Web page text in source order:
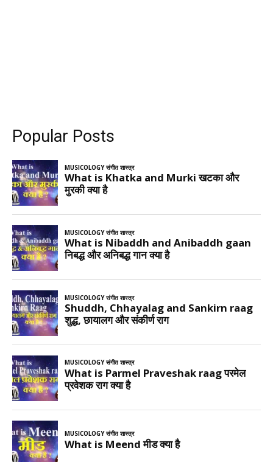
Popular Posts